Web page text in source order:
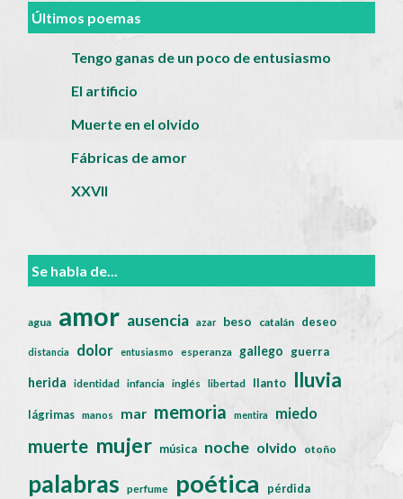
Últimos poemas
Tengo ganas de un poco de entusiasmo
El artificio
Muerte en el olvido
Fábricas de amor
XXVII
Se habla de...
agua amor ausencia azar beso catalán deseo
distancia dolor entusiasmo esperanza gallego guerra
herida identidad infancia inglés libertad llanto lluvia
lágrimas manos mar memoria mentira miedo
muerte mujer música noche olvido otoño
palabras perfume poética pérdida